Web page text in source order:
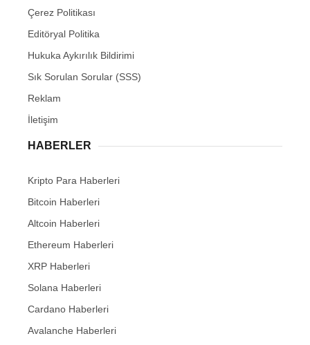
Çerez Politikası
Editöryal Politika
Hukuka Aykırılık Bildirimi
Sık Sorulan Sorular (SSS)
Reklam
İletişim
HABERLER
Kripto Para Haberleri
Bitcoin Haberleri
Altcoin Haberleri
Ethereum Haberleri
XRP Haberleri
Solana Haberleri
Cardano Haberleri
Avalanche Haberleri